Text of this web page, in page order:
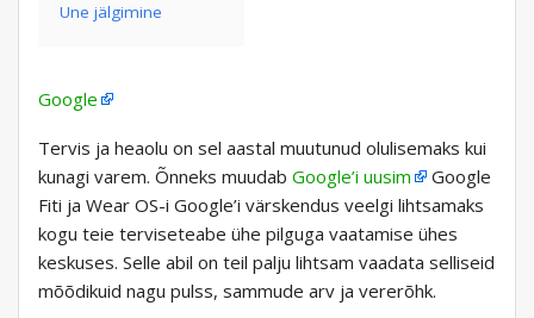
Une jälgimine
Google
Tervis ja heaolu on sel aastal muutunud olulisemaks kui
kunagi varem. Õnneks muudab Google’i uusim
Google
Fiti ja Wear OS-i Google’i värskendus veelgi lihtsamaks
kogu teie terviseteabe ühe pilguga vaatamise ühes
keskuses. Selle abil on teil palju lihtsam vaadata selliseid
mõõdikuid nagu pulss, sammude arv ja vererõhk.